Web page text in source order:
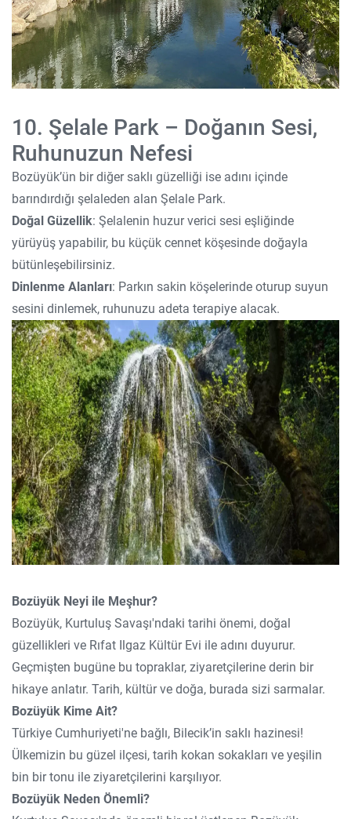
10. Şelale Park – Doğanın Sesi,
Ruhunuzun Nefesi
Bozüyük’ün bir diğer saklı güzelliği ise adını içinde
barındırdığı şelaleden alan Şelale Park.
Doğal Güzellik: Şelalenin huzur verici sesi eşliğinde
yürüyüş yapabilir, bu küçük cennet köşesinde doğayla
bütünleşebilirsiniz.
Dinlenme Alanları: Parkın sakin köşelerinde oturup suyun
sesini dinlemek, ruhunuzu adeta terapiye alacak.
Bozüyük Neyi ile Meşhur?
Bozüyük, Kurtuluş Savaşı'ndaki tarihi önemi, doğal
güzellikleri ve Rıfat Ilgaz Kültür Evi ile adını duyurur.
Geçmişten bugüne bu topraklar, ziyaretçilerine derin bir
hikaye anlatır. Tarih, kültür ve doğa, burada sizi sarmalar.
Bozüyük Kime Ait?
Türkiye Cumhuriyeti'ne bağlı, Bilecik’in saklı hazinesi!
Ülkemizin bu güzel ilçesi, tarih kokan sokakları ve yeşilin
bin bir tonu ile ziyaretçilerini karşılıyor.
Bozüyük Neden Önemli?